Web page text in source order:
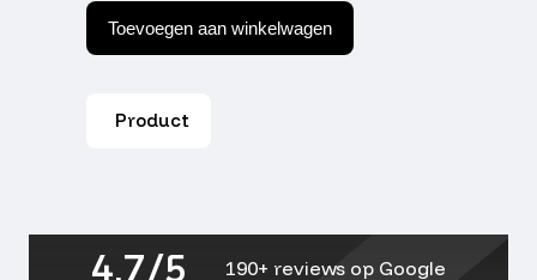
KOPPELING
RECHT
60
aantal
Toevoegen aan winkelwagen
Product
4,7/5 190+ reviews op Google